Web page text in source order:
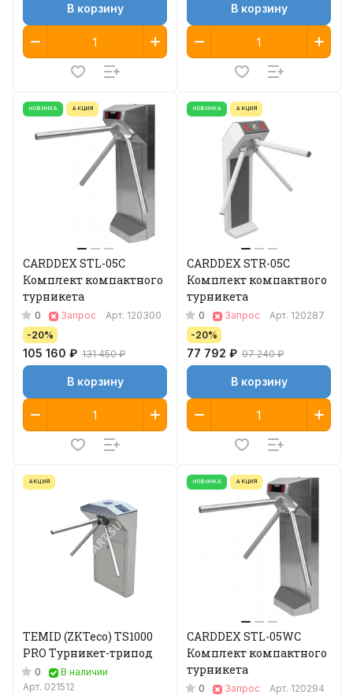
В корзину В корзину
НОВИНКА АКЦИЯ
CARDDEX STL-05C
Комплект компактного
турникета
0 Запрос Арт. 120300
-20%
105 160 ₽ 131 450 ₽
В корзину
НОВИНКА АКЦИЯ
CARDDEX STR-05C
Комплект компактного
турникета
0 Запрос Арт. 120287
-20%
77 792 ₽ 97 240 ₽
В корзину
АКЦИЯ
TEMID (ZKTeco) TS1000
PRO Турникет-трипод
0
В наличии
Арт. 021512
НОВИНКА АКЦИЯ
CARDDEX STL-05WС
Комплект компактного
турникета
0 Запрос Арт. 120294